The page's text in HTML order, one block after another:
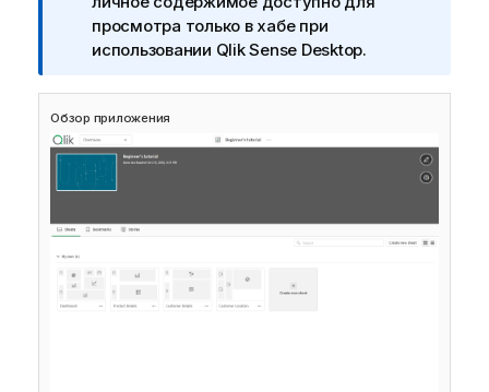
м
е
а
н
и
е
к
и
ф
о
р
просмотра только в хабе при
использовании Qlik Sense Desktop.
Обзор приложения